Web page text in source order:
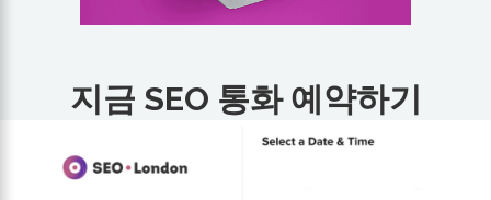
지금 SEO 통화 예약하기